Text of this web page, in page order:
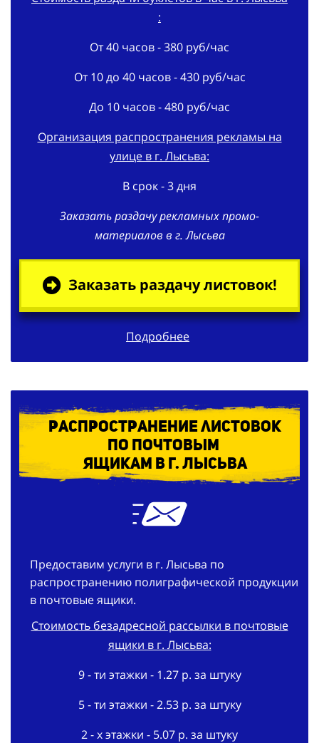
:
От 40 часов - 380 руб/час
От 10 до 40 часов - 430 руб/час
До 10 часов - 480 руб/час
Организация распространения рекламы на
улице в г. Лысьва:
В срок - 3 дня
Заказать раздачу рекламных промо-
материалов в г. Лысьва
Заказать раздачу листовок!
Подробнее
Распространение листовок
по почтовым
ящикам в г. Лысьва
Предоставим услуги в г. Лысьва по
распространению полиграфической продукции
в почтовые ящики.
Стоимость безадресной рассылки в почтовые
ящики в г. Лысьва:
9 - ти этажки - 1.27 р. за штуку
5 - ти этажки - 2.53 р. за штуку
2 - х этажки - 5.07 р. за штуку